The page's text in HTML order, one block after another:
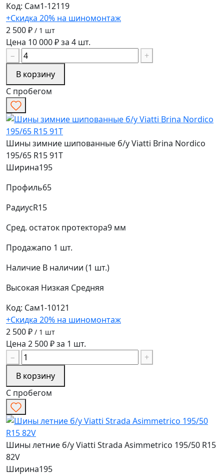
Код: Сам1-12119
+Скидка 20% на шиномонтаж
2 500 ₽ / 1 шт
Цена 10 000 ₽ за 4 шт.
−
+
В корзину
С пробегом
Шины зимние шипованные б/у Viatti Brina Nordico
195/65 R15 91T
Ширина195
Профиль65
РадиусR15
Сред. остаток протектора9 мм
Продажапо 1 шт.
Наличие В наличии (1 шт.)
Высокая Низкая Средняя
Код: Сам1-10121
+Скидка 20% на шиномонтаж
2 500 ₽ / 1 шт
Цена 2 500 ₽ за 1 шт.
−
+
В корзину
С пробегом
Шины летние б/у Viatti Strada Asimmetrico 195/50 R15
82V
Ширина195